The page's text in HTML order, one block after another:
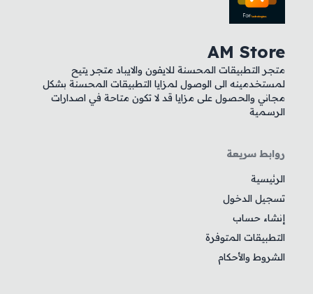
AM Store
متجر التطبيقات المحسنة للايفون والايباد متجر يتيح
لمستخدمينه الى الوصول لمزايا التطبيقات المحسنة بشكل
مجاني والحصول على مزايا قد لا تكون متاحة في اصدارات
الرسمية
روابط سريعة
الرئيسية
تسجيل الدخول
إنشاء حساب
التطبيقات المتوفرة
الشروط والأحكام